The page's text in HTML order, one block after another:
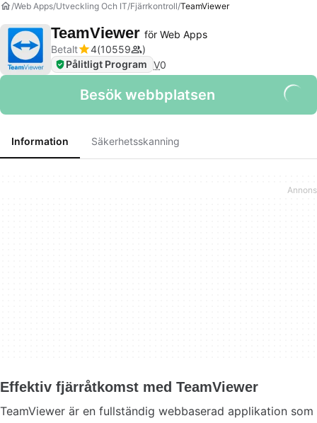
Web Apps Utveckling Och IT Fjärrkontroll TeamViewer
TeamViewer för Web Apps
Betalt
4 10559
Pålitligt Program V0
Besök webbplatsen
Information Säkerhetsskanning
Effektiv fjärråtkomst med TeamViewer
TeamViewer är en fullständig webbaserad applikation som